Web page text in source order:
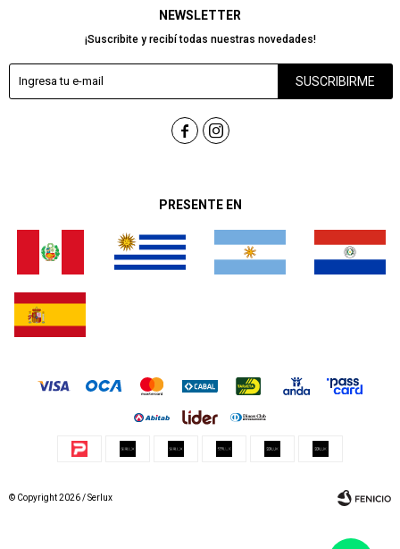
PRESENTE EN
NEWSLETTER
¡Suscribite y recibí todas nuestras novedades!
SUSCRIBIRME
 
© Copyright 2026 / Serlux